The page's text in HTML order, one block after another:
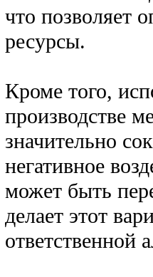
что позволяет
ресурсы.
Кроме того,
производстве
значительно
негативное
может быть
делает этот
ответственной